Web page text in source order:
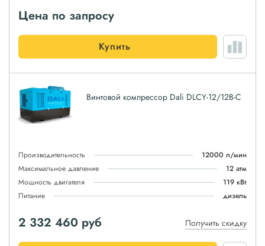
Цена по запросу
Купить
Винтовой компрессор Dali DLCY-12/12B-C
Производительность
12000 л/мин
Максимальное давление
12 атм
Мощность двигателя
119 кВт
Питание
дизель
2 332 460 руб Получить скидку